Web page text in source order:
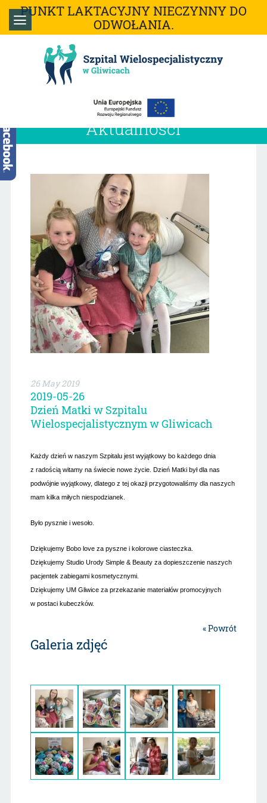
PUNKT LAKTACYJNY NIECZYNNY DO
ODWOŁANIA.
Aktualności
26 May 2019
2019-05-26
Dzień Matki w Szpitalu
Wielospecjalistycznym w Gliwicach
Każdy dzień w naszym Szpitalu jest wyjątkowy bo każdego dnia
z radością witamy na świecie nowe życie. Dzień Matki był dla nas
podwójnie wyjątkowy, dlatego z tej okazji przygotowaliśmy dla naszych
mam kilka miłych niespodzianek.
Było pysznie i wesoło.
Dziękujemy Bobo love za pyszne i kolorowe ciasteczka.
Dziękujemy Studio Urody Simple & Beauty za dopieszczenie naszych
pacjentek zabiegami kosmetycznymi.
Dziękujemy UM Gliwice za przekazanie materiałów promocyjnych
w postaci kubeczków.
« Powrót
Galeria zdjęć